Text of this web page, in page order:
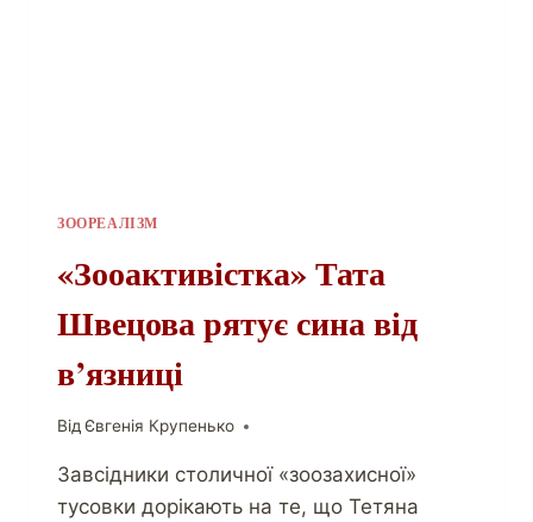
ЗООРЕАЛІЗМ
«Зооактивістка» Тата
Швецова рятує сина від
в’язниці
ВідЄвгенія Крупенько
Завсідники столичної «зоозахисної»
тусовки дорікають на те, що Тетяна